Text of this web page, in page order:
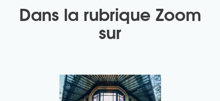
Dans la rubrique Zoom
sur